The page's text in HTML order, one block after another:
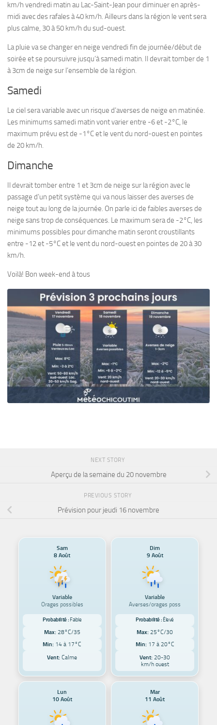
km/h vendredi matin au Lac-Saint-Jean pour diminuer en après-
midi avec des rafales à 40 km/h. Ailleurs dans la région le vent sera
plus calme, 30 à 50 km/h du sud-ouest.
La pluie va se changer en neige vendredi fin de journée/début de
soirée et se poursuivre jusqu’à samedi matin. Il devrait tomber de 1
à 3cm de neige sur l’ensemble de la région.
Samedi
Le ciel sera variable avec un risque d’averses de neige en matinée.
Les minimums samedi matin vont varier entre -6 et -2°C, le
maximum prévu est de -1°C et le vent du nord-ouest en pointes
de 20 km/h.
Dimanche
Il devrait tomber entre 1 et 3cm de neige sur la région avec le
passage d’un petit système qui va nous laisser des averses de
neige tout au long de la journée. On parle ici de faibles averses de
neige sans trop de conséquences. Le maximum sera de -2°C, les
minimums possibles pour dimanche matin seront croustillants
entre -12 et -5°C et le vent du nord-ouest en pointes de 20 à 30
km/h.
Voilà! Bon week-end à tous
NEXT STORY
Aperçu de la semaine du 20 novembre
PREVIOUS STORY
Prévision pour jeudi 16 novembre
Sam
8 Août
Variable
Orages possibles
Probabilité : Faible
Max: 28°C/35
Min: 14 à 17°C
Vent: Calme
Dim
9 Août
Variable
Averses/orages poss
Probabilité : Élevé
Max: 25°C/30
Min: 17 à 20°C
Vent: 20-30
km/h ouest
Lun
10 Août
Mar
11 Août